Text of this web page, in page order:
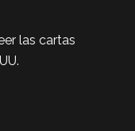
las cartas